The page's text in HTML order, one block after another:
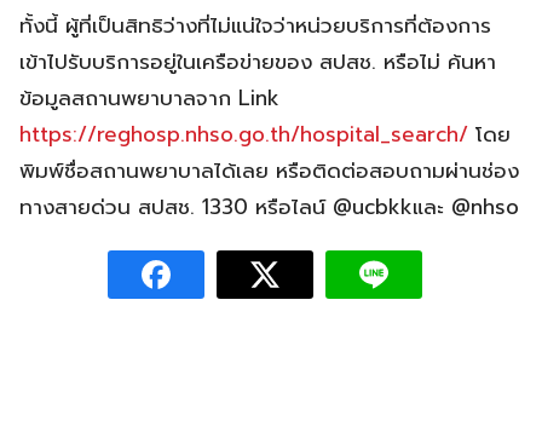
ทั้งนี้ ผู้ที่เป็นสิทธิว่างที่ไม่แน่ใจว่าหน่วยบริการที่ต้องการ
เข้าไปรับบริการอยู่ในเครือข่ายของ สปสช. หรือไม่ ค้นหา
ข้อมูลสถานพยาบาลจาก Link
https://reghosp.nhso.go.th/hospital_search/ โดย
พิมพ์ชื่อสถานพยาบาลได้เลย หรือติดต่อสอบถามผ่านช่อง
ทางสายด่วน สปสช. 1330 หรือไลน์ @ucbkkและ @nhso